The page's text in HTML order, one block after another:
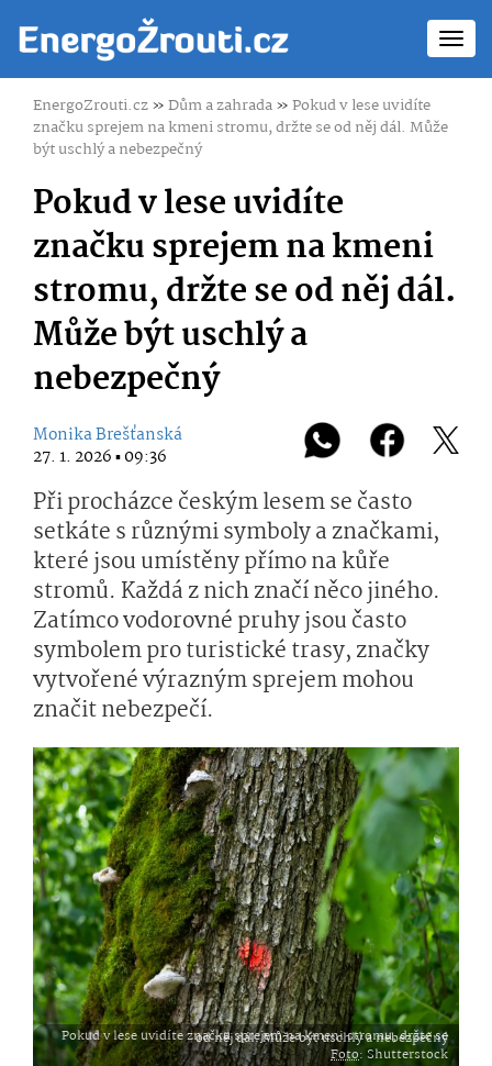
EnergoZrouti.cz»Dům a zahrada»Pokud v lese uvidíte
značku sprejem na kmeni stromu, držte se od něj dál. Může
být uschlý a nebezpečný
Pokud v lese uvidíte
značku sprejem na kmeni
stromu, držte se od něj dál.
Může být uschlý a
nebezpečný
Monika Brešťanská
27. 1. 2026 ▪ 09:36
Při procházce českým lesem se často
setkáte s různými symboly a značkami,
které jsou umístěny přímo na kůře
stromů. Každá z nich značí něco jiného.
Zatímco vodorovné pruhy jsou často
symbolem pro turistické trasy, značky
vytvořené výrazným sprejem mohou
značit nebezpečí.
Pokud v lese uvidíte značku sprejem na kmeni stromu, držte se od něj dál. Může být uschlý a nebezpečný
Foto: Shutterstock